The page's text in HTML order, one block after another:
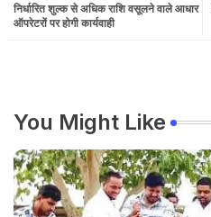
निर्धारित शुल्क से अधिक राशि वसूलने वाले आधार
ऑपरेटरों पर होगी कार्यवाही
You Might Like